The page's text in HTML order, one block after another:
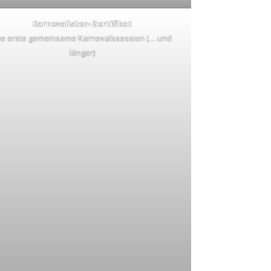
Karnevalisten-Zertifikat
erste gemeinsame Karnevalssession (… und
länger)